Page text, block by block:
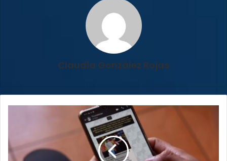
Claudia González Rojas
para
combatir